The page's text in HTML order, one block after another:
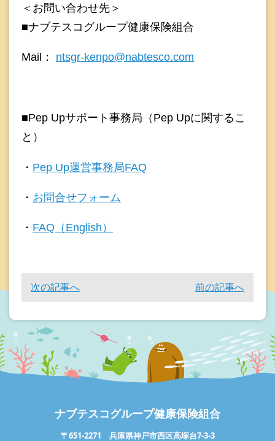
＜お問い合わせ先＞
■ナブテスコグループ健康保険組合
Mail： ntsgr-kenpo@nabtesco.com
■Pep Upサポート事務局（Pep Upに関するこ
と）
・ Pep Up運営事務局FAQ
・ お問合せフォーム
・ FAQ（English）
次の記事へ 前の記事へ
ナブテスコグループ健康保険組合
〒651-2271 兵庫県神戸市西区高塚台7-3-3